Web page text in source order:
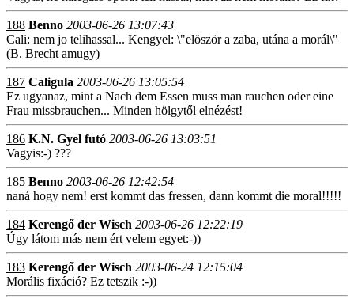
188 Benno 2003-06-26 13:07:43
Cali: nem jo telihassal... Kengyel: \"elöször a zaba, utána a morál\"
(B. Brecht amugy)
187 Caligula 2003-06-26 13:05:54
Ez ugyanaz, mint a Nach dem Essen muss man rauchen oder eine
Frau missbrauchen... Minden hölgytől elnézést!
186 K.N. Gyel futó 2003-06-26 13:03:51
Vagyis:-) ???
185 Benno 2003-06-26 12:42:54
naná hogy nem! erst kommt das fressen, dann kommt die moral!!!!!
184 Kerengő der Wisch 2003-06-26 12:22:19
Úgy látom más nem ért velem egyet:-))
183 Kerengő der Wisch 2003-06-24 12:15:04
Morális fixáció? Ez tetszik :-))